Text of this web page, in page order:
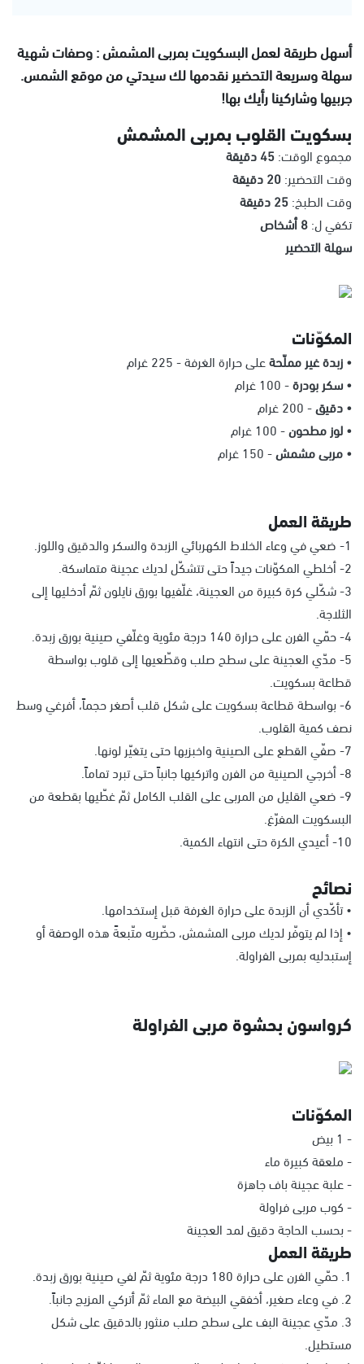
أسهل طريقة لعمل البسكويت بمربى المشمش : وصفات شهية
سهلة وسريعة التحضير نقدمها لك سيدتي من موقع الشمس.
جربيها وشاركينا رأيك بها!
بسكويت القلوب بمربى المشمش
مجموع الوقت:
وقت التحضير:
وقت الطبخ:25 دقيقة
تكفي ل:8 أشخاص
سهلة التحضير
المكوّنات
• زبدة غير مملّحةعلى حرارة الغرفة - 225 غرام
• سكر بودرة- 100 غرام
• دقيق- 200 غرام
• لوز مطحون- 100 غرام
• مربى مشمش- 150 غرام
طريقة العمل
1- ضعي في وعاء الخلاط الكهربائي الزبدة والسكر والدقيق واللوز.
2- أخلطي المكوّنات جيداً حتى تتشكّل لديك عجينة متماسكة.
3- شكّلي كرة كبيرة من العجينة، غلّفيها بورق نايلون ثمّ أدخليها إلى
الثلاجة.
4- حمّي الفرن على حرارة 140 درجة مئوية وغلّفي صينية بورق زبدة.
5- مدّي العجينة على سطح صلب وقطّعيها إلى قلوب بواسطة
قطاعة بسكويت.
6- بواسطة قطاعة بسكويت على شكل قلب أصغر حجماً، أفرغي وسط
نصف كمية القلوب.
7- صفّي القطع على الصينية واخبزيها حتى يتغيّر لونها.
8- أخرجي الصينية من الفرن واتركيها جانباً حتى تبرد تماماً.
9- ضعي القليل من المربى على القلب الكامل ثمّ غطّيها بقطعة من
البسكويت المفرّغ.
10- أعيدي الكرة حتى انتهاء الكمية.
نصائح
• تأكّدي أن الزبدة على حرارة الغرفة قبل إستخدامها.
• إذا لم يتوفّر لديك مربى المشمش، حضّريه متّبعةً هذه الوصفة أو
إستبدليه بمربى الفراولة.
كرواسون بحشوة مربى الفراولة
المكوّنات
- 1 بيض
- ملعقة كبيرة ماء
- علبة عجينة باف جاهزة
- كوب مربى فراولة
- بحسب الحاجة دقيق لمد العجينة
طريقة العمل
1. حمّي الفرن على حرارة 180 درجة مئوية ثمّ لفي صينية بورق زبدة.
2. في وعاء صغير، أخفقي البيضة مع الماء ثمّ أتركي المزيج جانباً.
3. مدّي عجينة البف على سطح صلب منثور بالدقيق على شكل
مستطيل.